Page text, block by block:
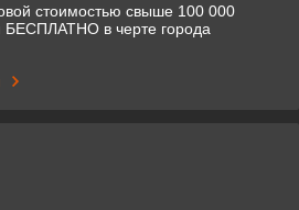
стоимостью свыше 100 000
БЕСПЛАТНО в черте города